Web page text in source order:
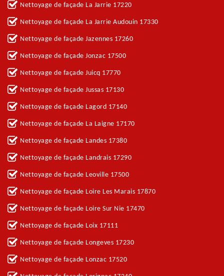
Nettoyage de façade La Jarrie 17220
Nettoyage de façade La Jarrie Audouin 17330
Nettoyage de façade Jazennes 17260
Nettoyage de façade Jonzac 17500
Nettoyage de façade Juicq 17770
Nettoyage de façade Jussas 17130
Nettoyage de façade Lagord 17140
Nettoyage de façade La Laigne 17170
Nettoyage de façade Landes 17380
Nettoyage de façade Landrais 17290
Nettoyage de façade Leoville 17500
Nettoyage de façade Loire Les Marais 17870
Nettoyage de façade Loire Sur Nie 17470
Nettoyage de façade Loix 17111
Nettoyage de façade Longeves 17230
Nettoyage de façade Lonzac 17520